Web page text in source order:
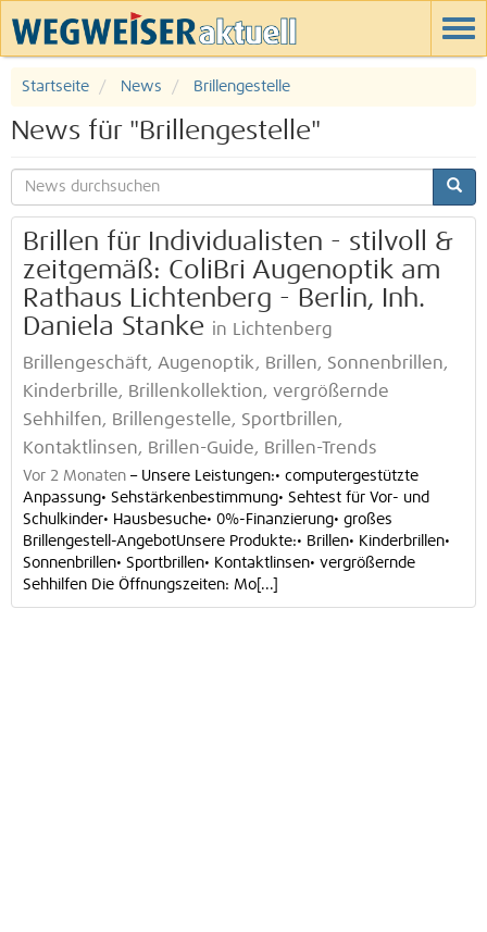
Startseite News Brillengestelle
News für "Brillengestelle"
Brillen für Individualisten - stilvoll &
zeitgemäß: ColiBri Augenoptik am
Rathaus Lichtenberg - Berlin, Inh.
Daniela Stanke in Lichtenberg
Brillengeschäft, Augenoptik, Brillen, Sonnenbrillen,
Kinderbrille, Brillenkollektion, vergrößernde
Sehhilfen, Brillengestelle, Sportbrillen,
Kontaktlinsen, Brillen-Guide, Brillen-Trends
Vor 2 Monaten – Unsere Leistungen:• computergestützte
Anpassung• Sehstärkenbestimmung• Sehtest für Vor- und
Schulkinder• Hausbesuche• 0%-Finanzierung• großes
Brillengestell-AngebotUnsere Produkte:• Brillen• Kinderbrillen•
Sonnenbrillen• Sportbrillen• Kontaktlinsen• vergrößernde
Sehhilfen Die Öffnungszeiten: Mo[...]